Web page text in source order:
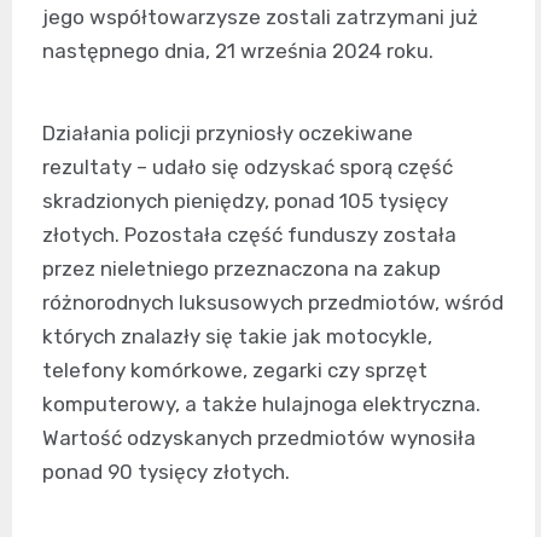
jego współtowarzysze zostali zatrzymani już
następnego dnia, 21 września 2024 roku.
Działania policji przyniosły oczekiwane
rezultaty – udało się odzyskać sporą część
skradzionych pieniędzy, ponad 105 tysięcy
złotych. Pozostała część funduszy została
przez nieletniego przeznaczona na zakup
różnorodnych luksusowych przedmiotów, wśród
których znalazły się takie jak motocykle,
telefony komórkowe, zegarki czy sprzęt
komputerowy, a także hulajnoga elektryczna.
Wartość odzyskanych przedmiotów wynosiła
ponad 90 tysięcy złotych.